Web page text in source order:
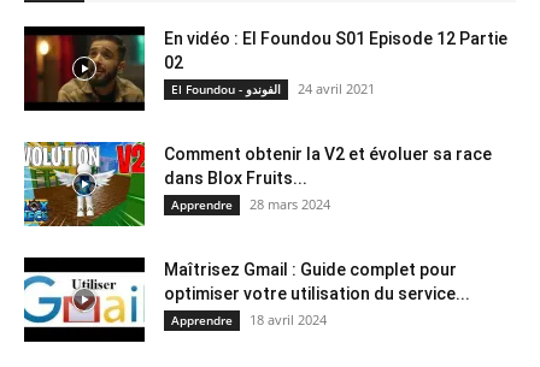
En vidéo : El Foundou S01 Episode 12 Partie
02
El Foundou - الفوندو 24 avril 2021
Comment obtenir la V2 et évoluer sa race
dans Blox Fruits...
Apprendre 28 mars 2024
Maîtrisez Gmail : Guide complet pour
optimiser votre utilisation du service...
Apprendre 18 avril 2024